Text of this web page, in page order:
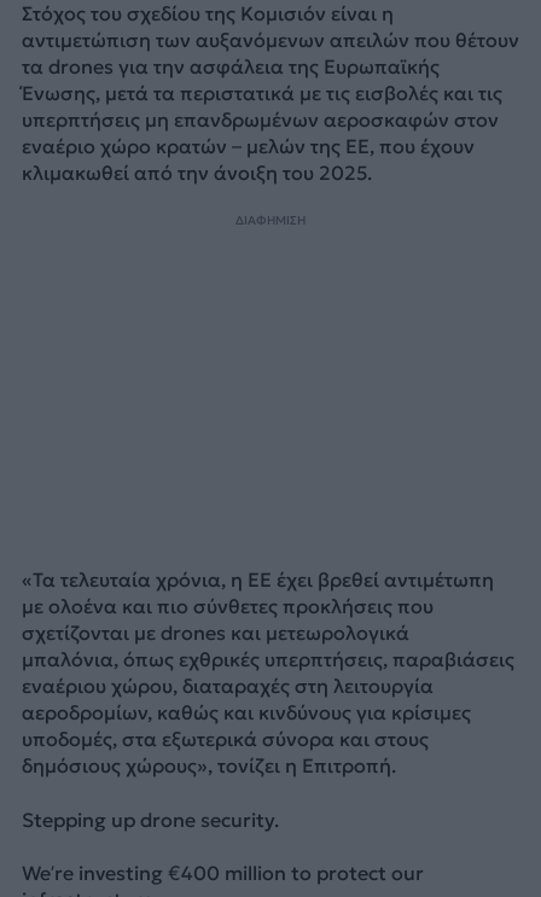
Στόχος του σχεδίου της Κομισιόν είναι η
αντιμετώπιση των αυξανόμενων απειλών που θέτουν
τα drones για την ασφάλεια της Ευρωπαϊκής
Ένωσης, μετά τα περιστατικά με τις εισβολές και τις
υπερπτήσεις μη επανδρωμένων αεροσκαφών στον
εναέριο χώρο κρατών – μελών της ΕΕ, που έχουν
κλιμακωθεί από την άνοιξη του 2025.
ΔΙΑΦΗΜΙΣΗ
«Τα τελευταία χρόνια, η ΕΕ έχει βρεθεί αντιμέτωπη
με ολοένα και πιο σύνθετες προκλήσεις που
σχετίζονται με drones και μετεωρολογικά
μπαλόνια, όπως εχθρικές υπερπτήσεις, παραβιάσεις
εναέριου χώρου, διαταραχές στη λειτουργία
αεροδρομίων, καθώς και κινδύνους για κρίσιμες
υποδομές, στα εξωτερικά σύνορα και στους
δημόσιους χώρους», τονίζει η Επιτροπή.
Stepping up drone security.
We’re investing €400 million to protect our